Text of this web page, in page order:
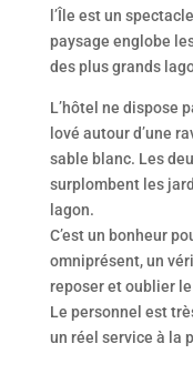
l’Île est un
paysage englobe
des plus grands
L’hôtel ne dispose
lové autour d’une
sable blanc. Les
surplombent les
lagon.
C’est un bonheur
omniprésent, un
reposer et oublier
Le personnel est
un réel service à la